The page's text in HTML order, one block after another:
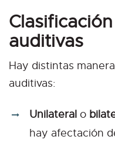
auditivas
Hay distintas
auditivas:
Unilateral o
hay afectación